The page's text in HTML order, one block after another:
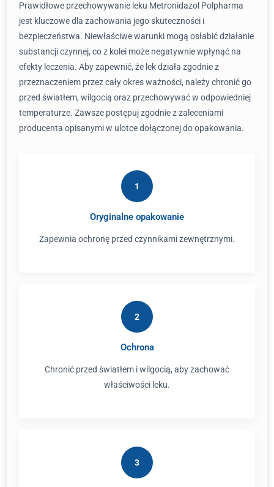
Prawidłowe przechowywanie leku Metronidazol Polpharma
jest kluczowe dla zachowania jego skuteczności i
bezpieczeństwa. Niewłaściwe warunki mogą osłabić działanie
substancji czynnej, co z kolei może negatywnie wpłynąć na
efekty leczenia. Aby zapewnić, że lek działa zgodnie z
przeznaczeniem przez cały okres ważności, należy chronić go
przed światłem, wilgocią oraz przechowywać w odpowiedniej
temperaturze. Zawsze postępuj zgodnie z zaleceniami
producenta opisanymi w ulotce dołączonej do opakowania.
1
Oryginalne opakowanie
Zapewnia ochronę przed czynnikami zewnętrznymi.
2
Ochrona
Chronić przed światłem i wilgocią, aby zachować
właściwości leku.
3